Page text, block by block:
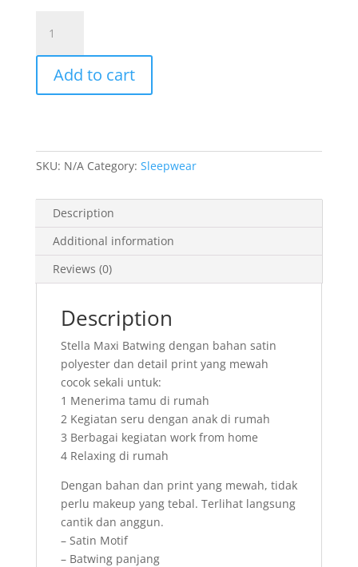
Stella
Long
Batwing
Motif
Harian
Bahan
Motif
Bunga
Size
quantity
Add to cart
SKU: N/A Category: Sleepwear
Description
Additional information
Reviews (0)
Description
Stella Maxi Batwing dengan bahan satin
polyester dan detail print yang mewah
cocok sekali untuk:
1 Menerima tamu di rumah
2 Kegiatan seru dengan anak di rumah
3 Berbagai kegiatan work from home
4 Relaxing di rumah
Dengan bahan dan print yang mewah, tidak
perlu makeup yang tebal. Terlihat langsung
cantik dan anggun.
– Satin Motif
– Batwing panjang